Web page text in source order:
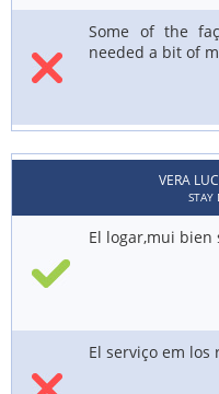
Some of the
needed a bit of
VERA
STAY
El logar,mui
El serviço em los